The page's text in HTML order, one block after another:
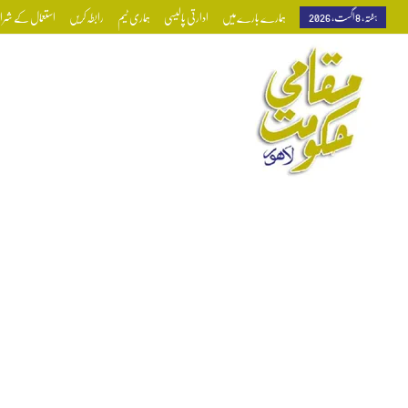
ہفتہ, 8 اگست, 2026 ہمارے بارے میں ادارتی پالیسی ہماری ٹیم رابطہ کریں استعمال کے